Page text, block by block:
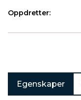
Oppdretter:
Egenskaper